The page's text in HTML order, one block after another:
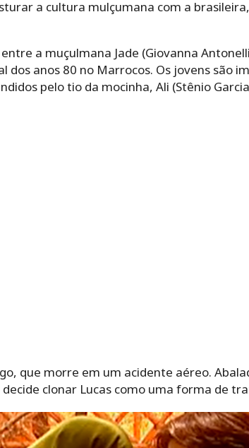
a cultura mulçumana com a
a muçulmana Jade (Giovanna
dos anos 80 no Marrocos. Os jovens são
pelo tio da mocinha, Ali (Stênio
que morre em um acidente aéreo.
clonar Lucas como uma forma de